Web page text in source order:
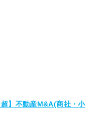
】不動産M&A(商社・小